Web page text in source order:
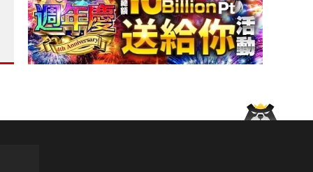
預計比硬頂版更加稀有?